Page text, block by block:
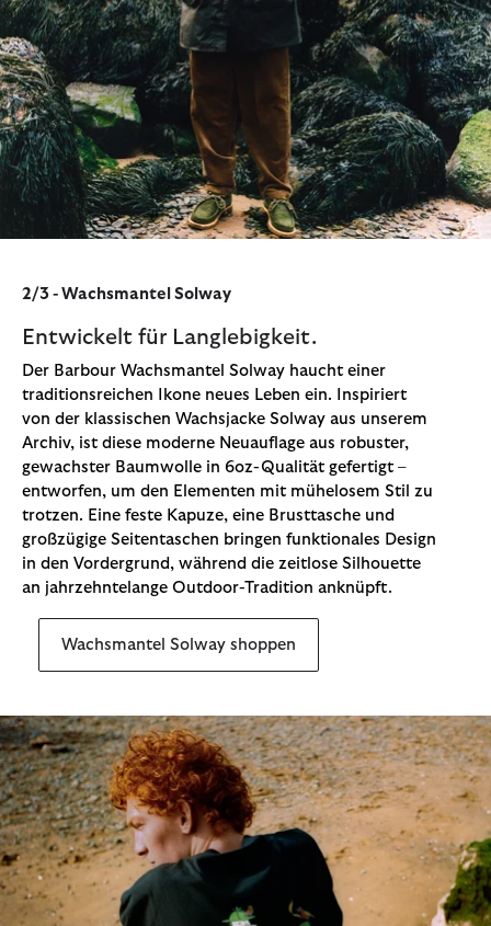
2/3 - Wachsmantel Solway
Entwickelt für Langlebigkeit.
Der Barbour Wachsmantel Solway haucht einer
traditionsreichen Ikone neues Leben ein. Inspiriert
von der klassischen Wachsjacke Solway aus unserem
Archiv, ist diese moderne Neuauflage aus robuster,
gewachster Baumwolle in 6oz-Qualität gefertigt –
entworfen, um den Elementen mit mühelosem Stil zu
trotzen. Eine feste Kapuze, eine Brusttasche und
großzügige Seitentaschen bringen funktionales Design
in den Vordergrund, während die zeitlose Silhouette
an jahrzehntelange Outdoor-Tradition anknüpft.
Wachsmantel Solway shoppen